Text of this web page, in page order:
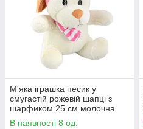
М'яка іграшка песик у
смугастій рожевій шапці з
шарфиком 25 см молочна
(41209.003)
В наявності 8 од.